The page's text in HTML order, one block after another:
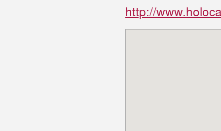
http://